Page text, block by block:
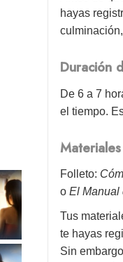
hayas
Duración
De 6 a 7
el tiempo.
Materiales
Folleto:
o El Manual
Tus
te hayas
Sin